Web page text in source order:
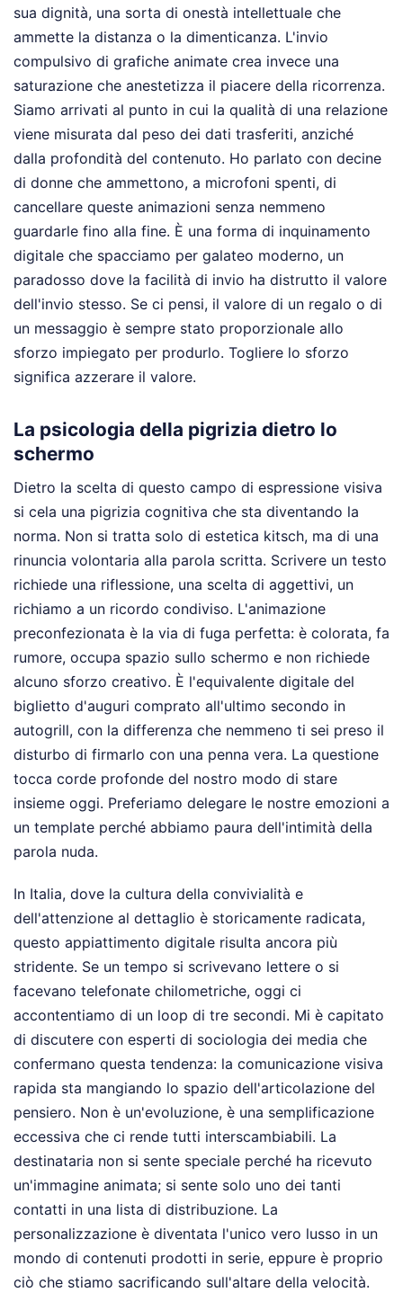
sua dignità, una sorta di onestà intellettuale che
ammette la distanza o la dimenticanza. L'invio
compulsivo di grafiche animate crea invece una
saturazione che anestetizza il piacere della ricorrenza.
Siamo arrivati al punto in cui la qualità di una relazione
viene misurata dal peso dei dati trasferiti, anziché
dalla profondità del contenuto. Ho parlato con decine
di donne che ammettono, a microfoni spenti, di
cancellare queste animazioni senza nemmeno
guardarle fino alla fine. È una forma di inquinamento
digitale che spacciamo per galateo moderno, un
paradosso dove la facilità di invio ha distrutto il valore
dell'invio stesso. Se ci pensi, il valore di un regalo o di
un messaggio è sempre stato proporzionale allo
sforzo impiegato per produrlo. Togliere lo sforzo
significa azzerare il valore.
La psicologia della pigrizia dietro lo
schermo
Dietro la scelta di questo campo di espressione visiva
si cela una pigrizia cognitiva che sta diventando la
norma. Non si tratta solo di estetica kitsch, ma di una
rinuncia volontaria alla parola scritta. Scrivere un testo
richiede una riflessione, una scelta di aggettivi, un
richiamo a un ricordo condiviso. L'animazione
preconfezionata è la via di fuga perfetta: è colorata, fa
rumore, occupa spazio sullo schermo e non richiede
alcuno sforzo creativo. È l'equivalente digitale del
biglietto d'auguri comprato all'ultimo secondo in
autogrill, con la differenza che nemmeno ti sei preso il
disturbo di firmarlo con una penna vera. La questione
tocca corde profonde del nostro modo di stare
insieme oggi. Preferiamo delegare le nostre emozioni a
un template perché abbiamo paura dell'intimità della
parola nuda.
In Italia, dove la cultura della convivialità e
dell'attenzione al dettaglio è storicamente radicata,
questo appiattimento digitale risulta ancora più
stridente. Se un tempo si scrivevano lettere o si
facevano telefonate chilometriche, oggi ci
accontentiamo di un loop di tre secondi. Mi è capitato
di discutere con esperti di sociologia dei media che
confermano questa tendenza: la comunicazione visiva
rapida sta mangiando lo spazio dell'articolazione del
pensiero. Non è un'evoluzione, è una semplificazione
eccessiva che ci rende tutti interscambiabili. La
destinataria non si sente speciale perché ha ricevuto
un'immagine animata; si sente solo uno dei tanti
contatti in una lista di distribuzione. La
personalizzazione è diventata l'unico vero lusso in un
mondo di contenuti prodotti in serie, eppure è proprio
ciò che stiamo sacrificando sull'altare della velocità.